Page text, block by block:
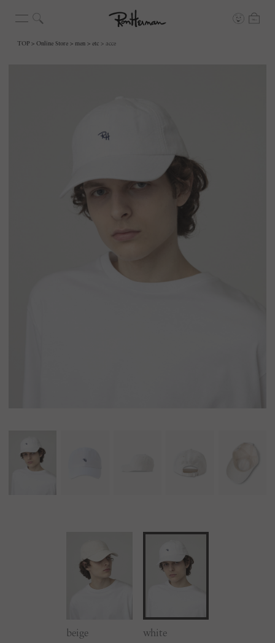
TOP Online Store men etc acce
beige white